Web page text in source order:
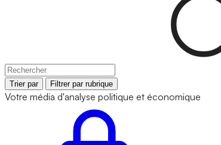
Trier par Filtrer par rubrique
Votre média d'analyse politique et économique